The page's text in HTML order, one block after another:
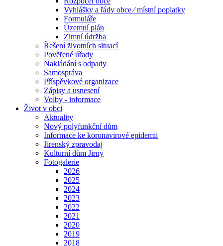
Vyhlášky a řády obce ⁄ místní poplatky
Formuláře
Územní plán
Zimní údržba
Řešení životních situací
Pověřené úřady
Nakládání s odpady
Samospráva
Příspěvkové organizace
Zápisy a usnesení
Volby - informace
Život v obci
Aktuality
Nový polyfunkční dům
Informace ke koronavirové epidemii
Jirenský zpravodaj
Kulturní dům Jirny
Fotogalerie
2026
2025
2024
2023
2022
2021
2020
2019
2018